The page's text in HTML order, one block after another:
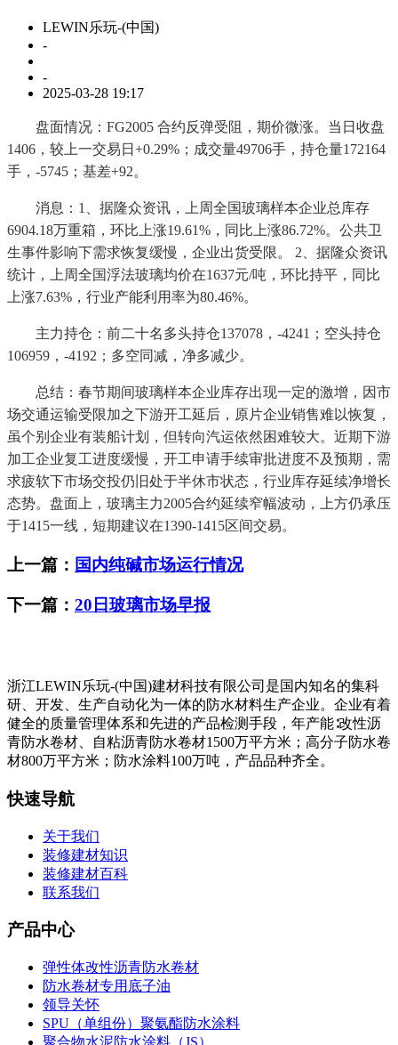
LEWIN乐玩-(中国)
-
-
2025-03-28 19:17
盘面情况：FG2005 合约反弹受阻，期价微涨。当日收盘
1406，较上一交易日+0.29%；成交量49706手，持仓量172164
手，-5745；基差+92。
消息：1、据隆众资讯，上周全国玻璃样本企业总库存
6904.18万重箱，环比上涨19.61%，同比上涨86.72%。公共卫
生事件影响下需求恢复缓慢，企业出货受限。 2、据隆众资讯
统计，上周全国浮法玻璃均价在1637元/吨，环比持平，同比
上涨7.63%，行业产能利用率为80.46%。
主力持仓：前二十名多头持仓137078，-4241；空头持仓
106959，-4192；多空同减，净多减少。
总结：春节期间玻璃样本企业库存出现一定的激增，因市
场交通运输受限加之下游开工延后，原片企业销售难以恢复，
虽个别企业有装船计划，但转向汽运依然困难较大。近期下游
加工企业复工进度缓慢，开工申请手续审批进度不及预期，需
求疲软下市场交投仍旧处于半休市状态，行业库存延续净增长
态势。盘面上，玻璃主力2005合约延续窄幅波动，上方仍承压
于1415一线，短期建议在1390-1415区间交易。
上一篇： 国内纯碱市场运行情况
下一篇： 20日玻璃市场早报
浙江LEWIN乐玩-(中国)建材科技有限公司是国内知名的集科
研、开发、生产自动化为一体的防水材料生产企业。企业有着
健全的质量管理体系和先进的产品检测手段，年产能∶改性沥
青防水卷材、自粘沥青防水卷材1500万平方米；高分子防水卷
材800万平方米；防水涂料100万吨，产品品种齐全。
快速导航
关于我们
装修建材知识
装修建材百科
联系我们
产品中心
弹性体改性沥青防水卷材
防水卷材专用底子油
领导关怀
SPU（单组份）聚氨酯防水涂料